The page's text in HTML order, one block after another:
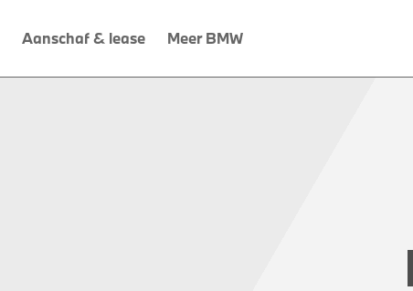
Aanschaf & lease Meer BMW